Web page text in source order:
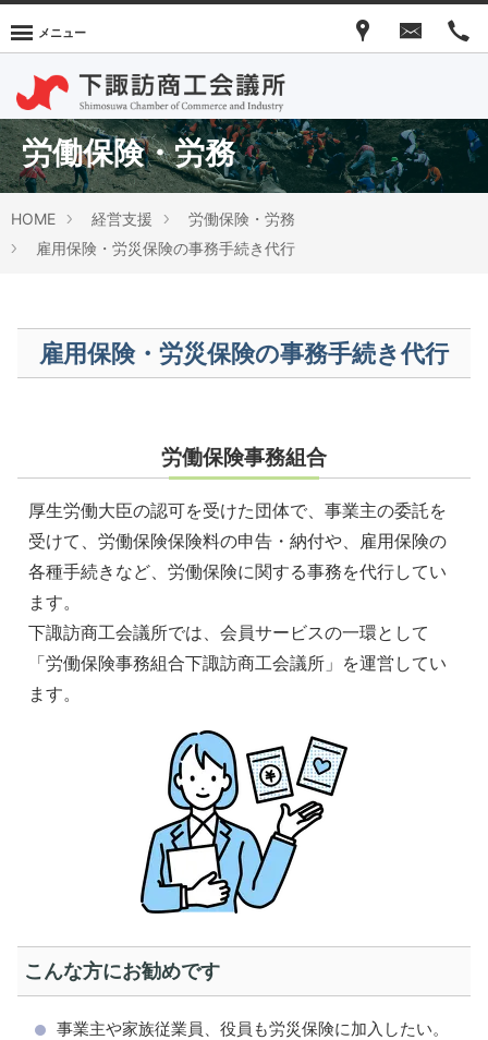
メニュー
労働保険・労務
HOME 経営支援
労働保険・労務
雇用保険・労災保険の事務手続き代行
雇用保険・労災保険の事務手続き代行
労働保険事務組合
厚生労働大臣の認可を受けた団体で、事業主の委託を
受けて、労働保険保険料の申告・納付や、雇用保険の
各種手続きなど、労働保険に関する事務を代行してい
ます。
下諏訪商工会議所では、会員サービスの一環として
「労働保険事務組合下諏訪商工会議所」を運営してい
ます。
こんな方にお勧めです
事業主や家族従業員、役員も労災保険に加入したい。